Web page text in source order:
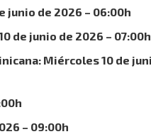
junio de 2026 – 06:00h
de junio de 2026 – 07:00h
Miércoles 10 de
– 09:00h